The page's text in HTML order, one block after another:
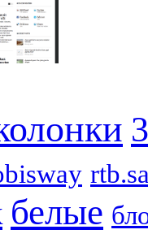
белые